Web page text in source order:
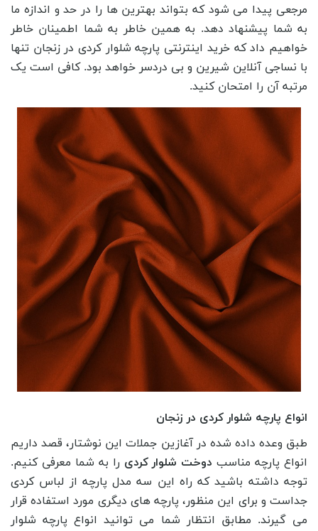
مرجعی پیدا می شود که بتواند بهترین ها را در حد و اندازه ما
به شما پیشنهاد دهد. به همین خاطر به شما اطمینان خاطر
خواهیم داد که خرید اینترنتی پارچه شلوار کردی در زنجان تنها
با نساجی آنلاین شیرین و بی دردسر خواهد بود. کافی است یک
مرتبه آن را امتحان کنید.
انواع پارچه شلوار کردی در زنجان
طبق وعده داده شده در آغازین جملات این نوشتار، قصد داریم
انواع پارچه مناسب دوخت شلوار کردی را به شما معرفی کنیم.
توجه داشته باشید که راه این سه مدل پارچه از لباس کردی
جداست و برای این منظور، پارچه های دیگری مورد استفاده قرار
می گیرند. مطابق انتظار شما می توانید انواع پارچه شلوار